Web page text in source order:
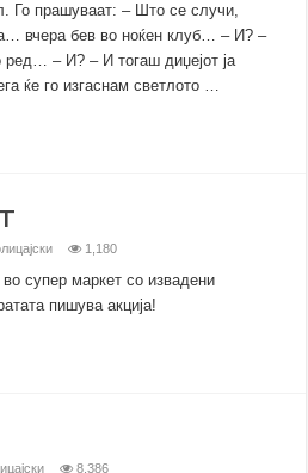
Го прашуваат: – Што се случи,
вчера бев во ноќен клуб… – И? –
ред… – И? – И тогаш диџејот ја
ќе го изгаснам светлото …
1,180
супер маркет со извадени
пишува акција!
8,386